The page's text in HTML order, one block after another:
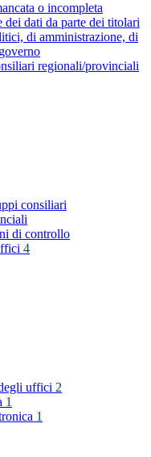
o incompleta
dei dati da parte dei titolari
di amministrazione, di
regionali/provinciali
consiliari
di controllo
4
uffici 2
1
1